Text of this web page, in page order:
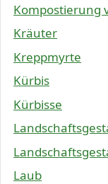
Kompostierung
Kräuter
Kreppmyrte
Kürbis
Kürbisse
Laub